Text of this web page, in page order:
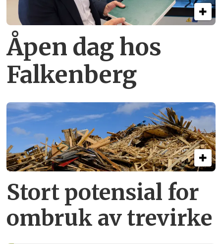
Åpen dag hos
Falkenberg
Stort potensial for
ombruk av tre­virke